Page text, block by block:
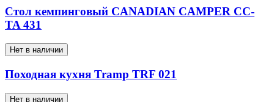
Стол кемпинговый CANADIAN CAMPER CC-
TA 431
Нет в наличии
Походная кухня Tramp TRF 021
Нет в наличии